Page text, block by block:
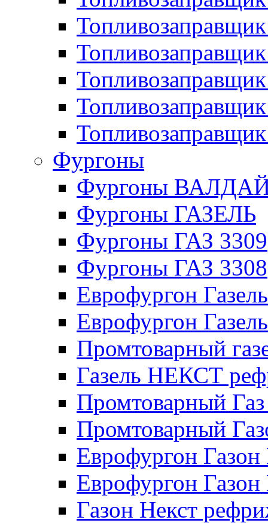
Фургоны
Фургоны
Фургоны ГАЗЕЛЬ
Фургоны ГАЗ 3309
Фургоны ГАЗ 3308
Еврофургон
Еврофургон
Промтоварный
Газель НЕКСТ
Промтоварный
Промтоварный
Еврофургон
Еврофургон
Газон Некст